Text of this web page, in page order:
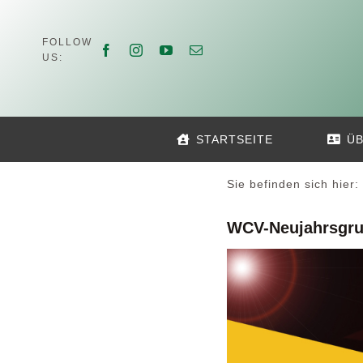
springen
FOLLOW
US:
STARTSEITE
Sie befinden sich hier:
WCV-